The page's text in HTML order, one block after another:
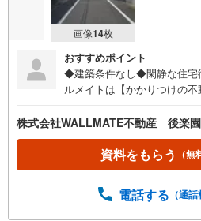
画像14枚
おすすめポイント
◆建築条件なし◆閑静な住宅
ルメイトは【かかりつけの
した情報網を駆使し、最良の
シュミレーション無料相談
メイトオリジナルの住宅購
すく解説したガイドブック
株式会社WALLMATE不動産 後楽
資料をもらう （無
電話する （通